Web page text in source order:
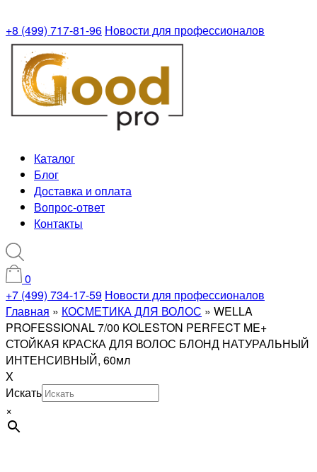
+8 (499) 717-81-96 Новости для профессионалов
Каталог
Блог
Доставка и оплата
Вопрос-ответ
Контакты
0
+7 (499) 734-17-59 Новости для профессионалов
Главная » КОСМЕТИКА ДЛЯ ВОЛОС » WELLA
PROFESSIONAL 7/00 KOLESTON PERFECT ME+
СТОЙКАЯ КРАСКА ДЛЯ ВОЛОС БЛОНД НАТУРАЛЬНЫЙ
ИНТЕНСИВНЫЙ, 60мл
X
Искать
×